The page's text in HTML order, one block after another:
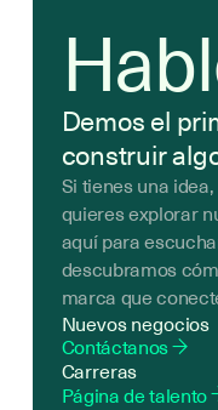
Demos el
construir
Si tienes una
quieres explorar
aquí para
descubramos
marca que
Nuevos negocios
Contáctanos
Carreras
Página de talento